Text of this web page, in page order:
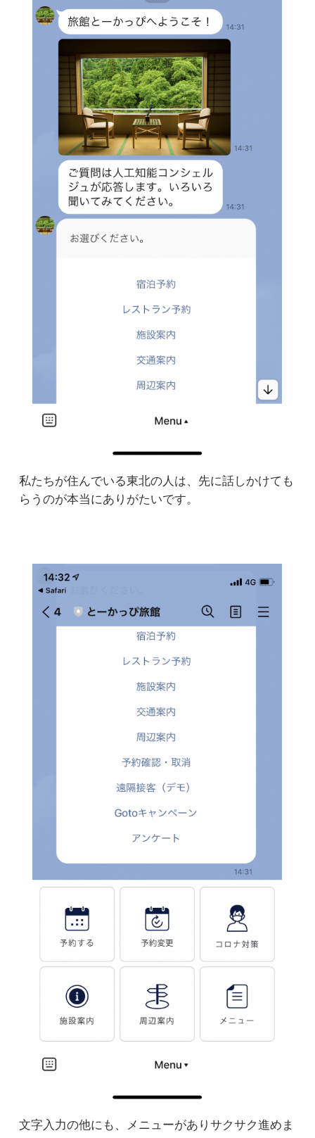
私たちが住んでいる東北の人は、先に話しかけても
らうのが本当にありがたいです。
文字入力の他にも、メニューがありサクサク進めま